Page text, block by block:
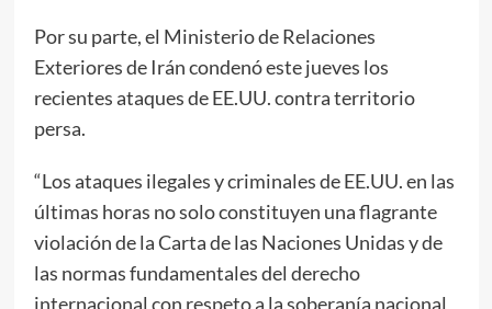
Por su parte, el Ministerio de Relaciones
Exteriores de Irán condenó este jueves los
recientes ataques de EE.UU. contra territorio
persa.
“Los ataques ilegales y criminales de EE.UU. en las
últimas horas no solo constituyen una flagrante
violación de la Carta de las Naciones Unidas y de
las normas fundamentales del derecho
internacional con respeto a la soberanía nacional